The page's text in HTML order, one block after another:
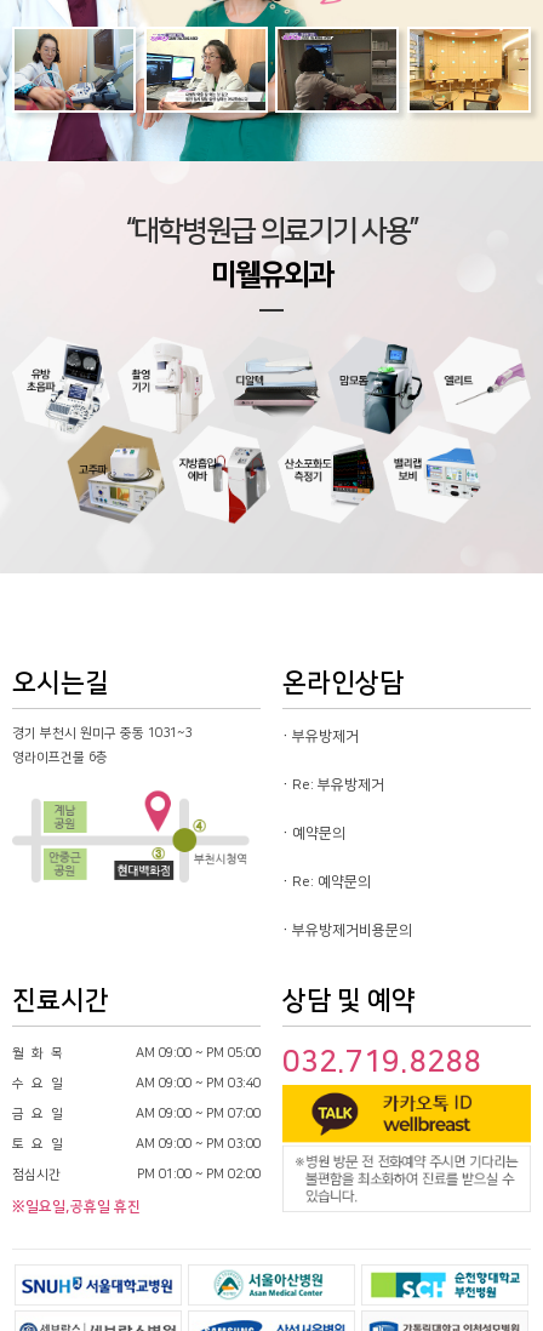
“대학병원급 의료기기 사용”
미웰유외과
오시는길
경기 부천시 원미구 중동 1031~3
영라이프건물 6층
온라인상담
부유방제거
Re: 부유방제거
예약문의
Re: 예약문의
부유방제거비용문의
진료시간
월 화 목 AM 09:00 ~ PM 05:00
수 요 일 AM 09:00 ~ PM 03:40
금 요 일 AM 09:00 ~ PM 07:00
토 요 일 AM 09:00 ~ PM 03:00
점심시간 PM 01:00 ~ PM 02:00
※일요일,공휴일 휴진
상담 및 예약
032.719.8288